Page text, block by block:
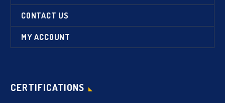
CONTACT US
MY ACCOUNT
CERTIFICATIONS